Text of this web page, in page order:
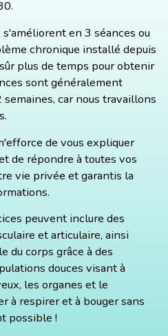
en 3 séances ou
chronique installé depuis
plus de temps pour obtenir
sont généralement
semaines, car nous travaillons
de vous expliquer
de répondre à toutes vos
vie privée et garantis la
peuvent inclure des
et articulaire, ainsi
du corps grâce à des
douces visant à
les organes et le
à respirer et à bouger sans
possible !